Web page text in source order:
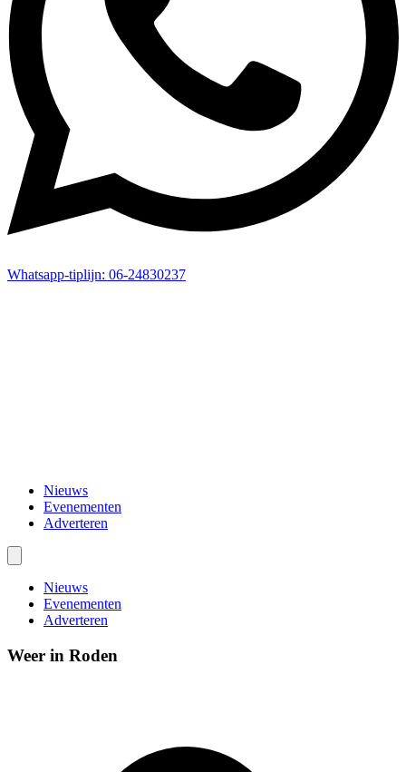
Whatsapp-tiplijn: 06-24830237
Nieuws
Evenementen
Adverteren
Nieuws
Evenementen
Adverteren
Weer in Roden